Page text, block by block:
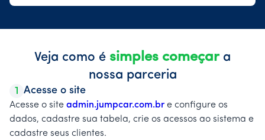
Veja como é simples começara
nossa parceria
1 Acesse o site
Acesse o site admin.jumpcar.com.br e configure os
dados, cadastre sua tabela, crie os acessos ao sistema e
cadastre seus clientes.